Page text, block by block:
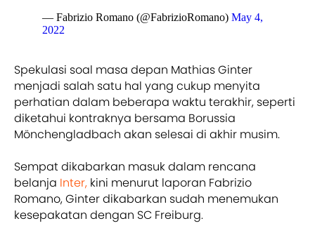
— Fabrizio Romano (@FabrizioRomano) May 4,
2022
Spekulasi soal masa depan Mathias Ginter
menjadi salah satu hal yang cukup menyita
perhatian dalam beberapa waktu terakhir, seperti
diketahui kontraknya bersama Borussia
Mönchengladbach akan selesai di akhir musim.
Sempat dikabarkan masuk dalam rencana
belanja Inter, kini menurut laporan Fabrizio
Romano, Ginter dikabarkan sudah menemukan
kesepakatan dengan SC Freiburg.